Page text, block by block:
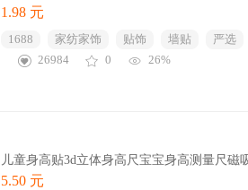
1.98 元
1688 家纺家饰 贴饰 墙贴
严选
26984
0 26%
儿童身高贴3d立体身高尺宝宝身高测量尺磁
5.50 元